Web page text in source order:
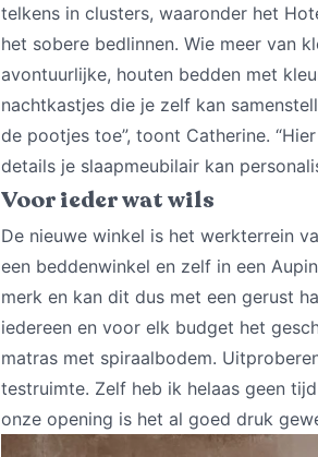
telkens in clusters, waaronder het
het sobere bedlinnen. Wie meer van
avontuurlijke, houten bedden met
nachtkastjes die je zelf kan
de pootjes toe”, toont Catherine.
details je slaapmeubilair kan
Voor ieder wat wils
De nieuwe winkel is het werkterrein
een beddenwinkel en zelf in een
merk en kan dit dus met een gerust
iedereen en voor elk budget het
matras met spiraalbodem.
testruimte. Zelf heb ik helaas geen
onze opening is het al goed druk